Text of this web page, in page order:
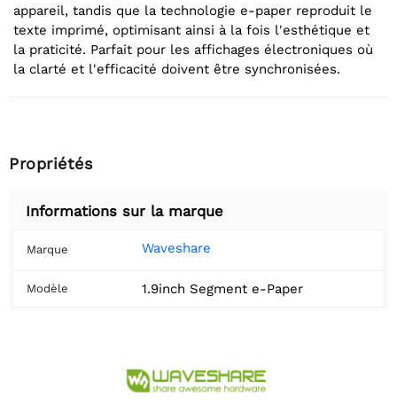
appareil, tandis que la technologie e-paper reproduit le
texte imprimé, optimisant ainsi à la fois l'esthétique et
la praticité. Parfait pour les affichages électroniques où
la clarté et l'efficacité doivent être synchronisées.
Propriétés
Informations sur la marque
Marque Waveshare
Modèle 1.9inch Segment e-Paper